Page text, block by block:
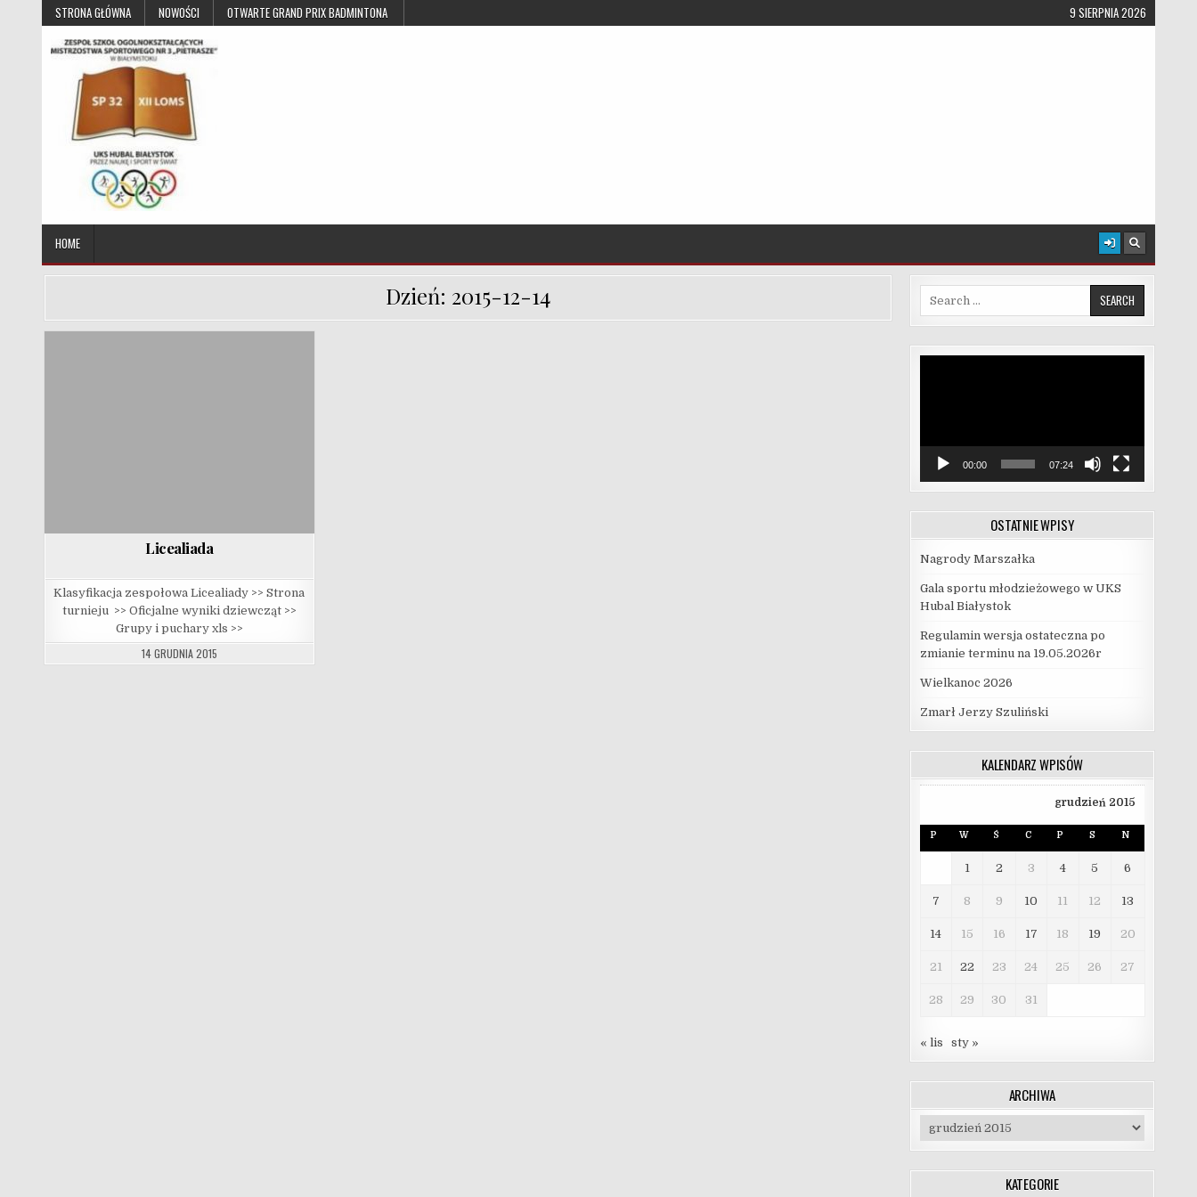
Skip to contentSTRONA GŁÓWNA NOWOŚCI OTWARTE GRAND PRIX BADMINTONA 9 SIERPNIA 2026
UKS Hubal Białystok
HOME
Dzień: 2015-12-14
Licealiada
Klasyfikacja zespołowa Licealiady >> Strona
turnieju >> Oficjalne wyniki dziewcząt >>
Grupy i puchary xls >>
14 GRUDNIA 2015
Search for:
00:00 07:24
OSTATNIE WPISY
Nagrody Marszałka
Gala sportu młodzieżowego w UKS
Hubal Białystok
Regulamin wersja ostateczna po
zmianie terminu na 19.05.2026r
Wielkanoc 2026
Zmarł Jerzy Szuliński
KALENDARZ WPISÓW
grudzień 2015
P W Ś C P S N
1 2 3 4 5 6
7 8 9 10 11 12 13
14 15 16 17 18 19 20
21 22 23 24 25 26 27
28 29 30 31
« lis sty »
ARCHIWA
Archiwa
KATEGORIE